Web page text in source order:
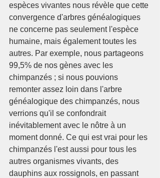
espèces vivantes nous révèle que cette
convergence d'arbres généalogiques
ne concerne pas seulement l'espèce
humaine, mais également toutes les
autres. Par exemple, nous partageons
99,5% de nos gènes avec les
chimpanzés ; si nous pouvions
remonter assez loin dans l'arbre
généalogique des chimpanzés, nous
verrions qu'il se confondrait
inévitablement avec le nôtre à un
moment donné. Ce qui est vrai pour les
chimpanzés l'est aussi pour tous les
autres organismes vivants, des
dauphins aux rossignols, en passant